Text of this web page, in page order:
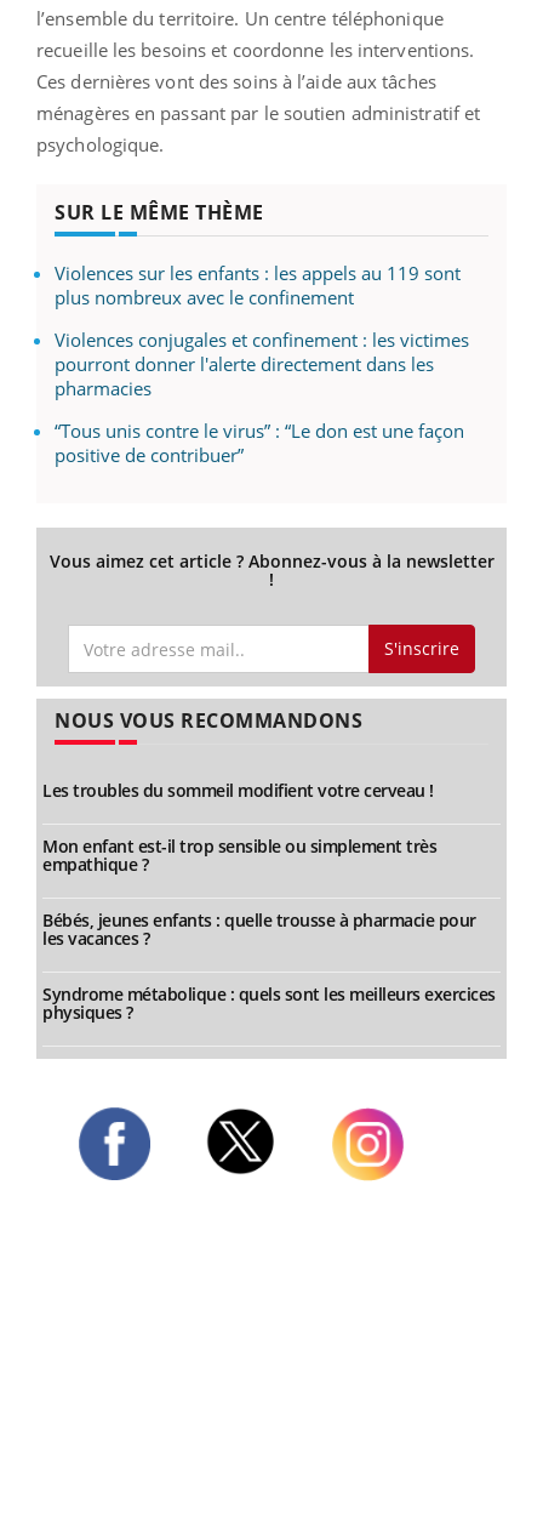
l’ensemble du territoire. Un centre téléphonique
recueille les besoins et coordonne les interventions.
Ces dernières vont des soins à l’aide aux tâches
ménagères en passant par le soutien administratif et
psychologique.
SUR LE MÊME THÈME
Violences sur les enfants : les appels au 119 sont
plus nombreux avec le confinement
Violences conjugales et confinement : les victimes
pourront donner l'alerte directement dans les
pharmacies
“Tous unis contre le virus” : “Le don est une façon
positive de contribuer”
Vous aimez cet article ? Abonnez-vous à la newsletter
!
S'inscrire
NOUS VOUS RECOMMANDONS
Les troubles du sommeil modifient votre cerveau !
Mon enfant est-il trop sensible ou simplement très
empathique ?
Bébés, jeunes enfants : quelle trousse à pharmacie pour
les vacances ?
Syndrome métabolique : quels sont les meilleurs exercices
physiques ?